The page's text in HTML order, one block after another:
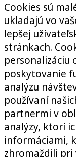
Cookies sú
ukladajú vo
lepšej
stránkach.
personalizáciu
poskytovanie
analýzu
používaní
partnermi v
analýzy, ktorí
informáciami,
zhromaždili pri